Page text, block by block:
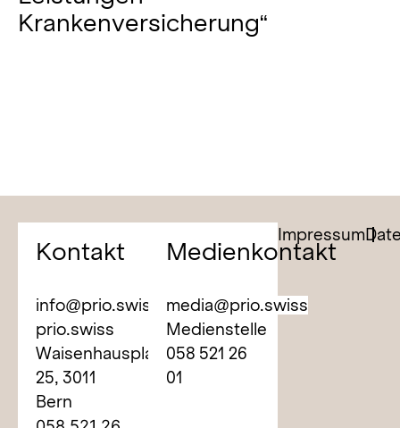
Krankenversicherung“
Kontakt
info@prio.swiss
prio.swiss
Waisenhausplatz
25, 3011
Bern
Medienkontakt
media@prio.swiss
Medienstelle
058 521 26
01
Impressum